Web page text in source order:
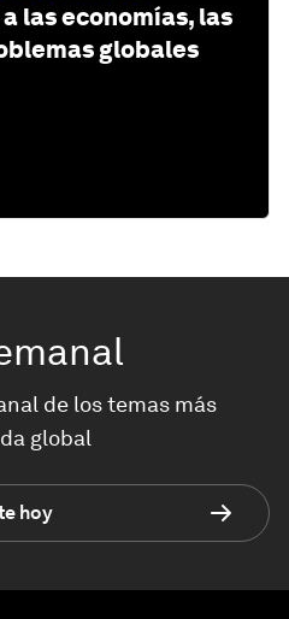
las economías, las
globales
de los temas más
global
hoy